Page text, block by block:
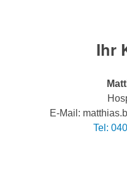
Ihr
E-Mail:
Tel: